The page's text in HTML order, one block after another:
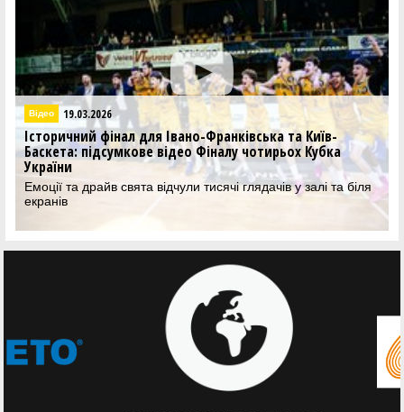
Відео 19.03.2026
Історичний фінал для Івано-Франківська та Київ-
Баскета: підсумкове відео Фіналу чотирьох Кубка
України
Емоції та драйв свята відчули тисячі глядачів у залі та біля
екранів